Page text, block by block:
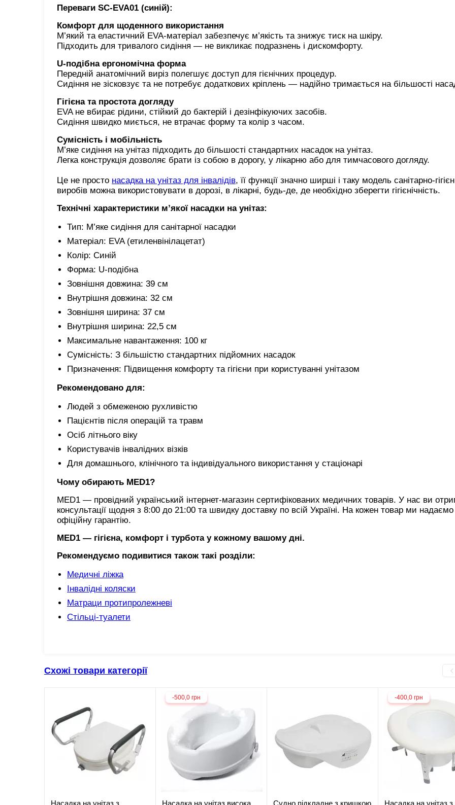
Переваги SC-EVA01 (синій):
Комфорт для щоденного використання
М’який та еластичний EVA-матеріал забезпечує м’якість та знижує тиск на шкіру.
Підходить для тривалого сидіння — не викликає подразнень і дискомфорту.
U-подібна ергономічна форма
Передній анатомічний виріз полегшує доступ для гієнічних процедур.
Сидіння не зісковзує та не потребує додаткових кріплень — надійно тримається на більшості
Гігієна та простота догляду
EVA не вбирає рідини, стійкий до бактерій і дезінфікуючих засобів.
Сидіння швидко миється, не втрачає форму та колір з часом.
Сумісність і мобільність
М’яке сидіння на унітаз підходить до більшості стандартних насадок на унітаз.
Легка конструкція дозволяє брати із собою в дорогу, у лікарню або для тимчасового догляду.
Це не просто насадка на унітаз для інвалідів, її функції значно ширші і таку модель санітарно-
виробів можна використовувати в дорозі, в лікарні, будь-де, де необхідно зберегти гігієнічність.
Технічні характеристики м’якої насадки на унітаз:
Тип: М’яке сидіння для санітарної насадки
Матеріал: EVA (етиленвінілацетат)
Колір: Синій
Форма: U-подібна
Зовнішня довжина: 39 см
Внутрішня довжина: 32 см
Зовнішня ширина: 37 см
Внутрішня ширина: 22,5 см
Максимальне навантаження: 100 кг
Сумісність: З більшістю стандартних підйомних насадок
Призначення: Підвищення комфорту та гігієни при користуванні унітазом
Рекомендовано для:
Людей з обмеженою рухливістю
Пацієнтів після операцій та травм
Осіб літнього віку
Користувачів інвалідних візків
Для домашнього, клінічного та індивідуального використання у стаціонарі
Чому обирають MED1?
MED1 — провідний український інтернет-магазин сертифікованих медичних товарів. У нас ви
консультації щодня з 8:00 до 21:00 та швидку доставку по всій Україні. На кожен товар ми надаємо
офіційну гарантію.
MED1 — гігієна, комфорт і турбота у кожному вашому дні.
Рекомендуємо подивитися також такі розділи:
Медичні ліжка
Інвалідні коляски
Матраци протипролежневі
Стільці-туалети
Схожі товари категорії
Насадка на унітаз з
-500,0 грн
Насадка на унітаз висока Судно підкладне з кришкою
-400,0 грн
Насадка на унітаз з